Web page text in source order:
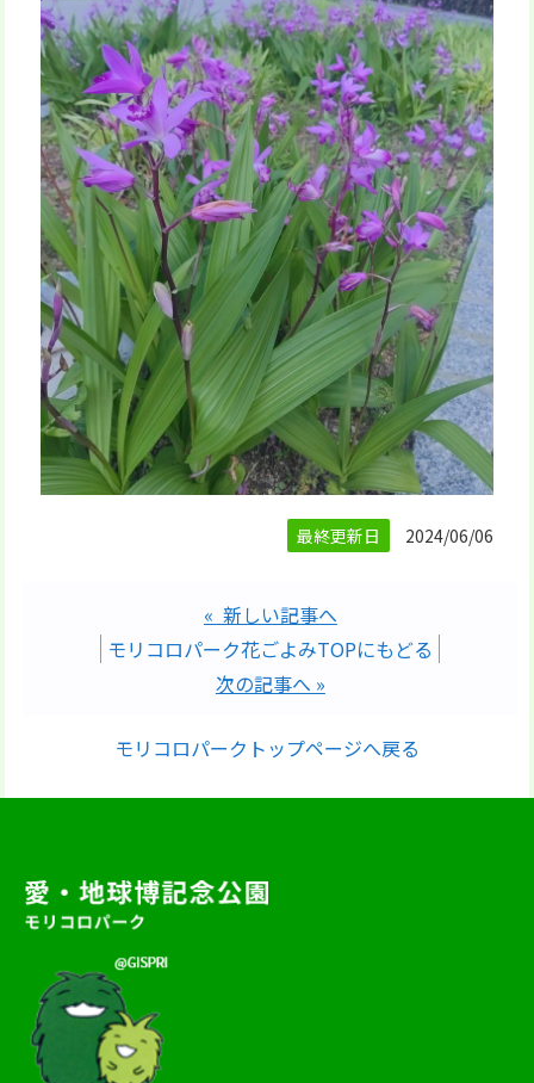
最終更新日 2024/06/06
« 新しい記事へ
モリコロパーク花ごよみTOPにもどる
次の記事へ »
モリコロパークトップページへ戻る